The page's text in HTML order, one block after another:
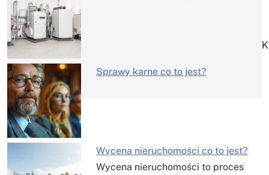
Sprawy karne co to jest?
Wycena nieruchomości co to jest?
Wycena nieruchomości to proces
Nawigacja
wpisu